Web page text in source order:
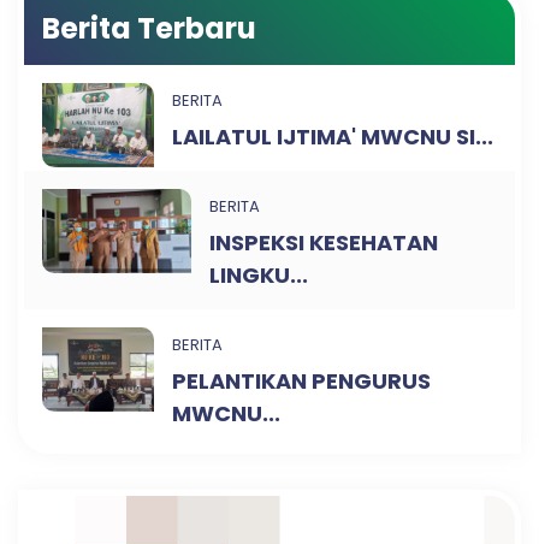
Berita Terbaru
BERITA
LAILATUL IJTIMA' MWCNU SI...
BERITA
INSPEKSI KESEHATAN
LINGKU...
BERITA
PELANTIKAN PENGURUS
MWCNU...